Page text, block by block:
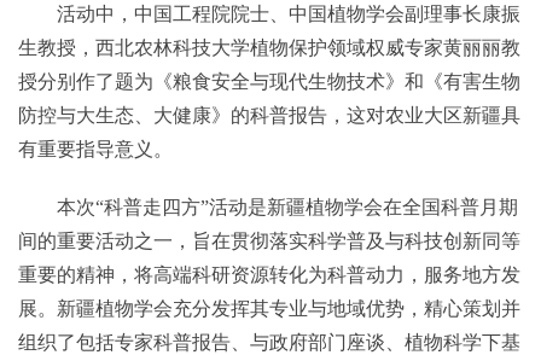
活动中，中国工程院院士、中国植物学会副理事长康振
生教授，西北农林科技大学植物保护领域权威专家黄丽丽教
授分别作了题为《粮食安全与现代生物技术》和《有害生物
防控与大生态、大健康》的科普报告，这对农业大区新疆具
有重要指导意义。
本次“科普走四方”活动是新疆植物学会在全国科普月期
间的重要活动之一，旨在贯彻落实科学普及与科技创新同等
重要的精神，将高端科研资源转化为科普动力，服务地方发
展。新疆植物学会充分发挥其专业与地域优势，精心策划并
组织了包括专家科普报告、与政府部门座谈、植物科学下基